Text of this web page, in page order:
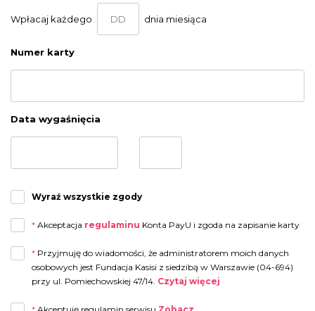
Wpłacaj każdego dnia miesiąca
Numer karty
Data wygaśnięcia
Wyraź wszystkie zgody
* Akceptacja regulaminu Konta PayU i zgoda na zapisanie karty
* Przyjmuję do wiadomości, że administratorem moich danych
osobowych jest Fundacja Kasisi z siedzibą w Warszawie (04-694)
przy ul. Pomiechowskiej 47/14. Czytaj więcej
Przyjmuję do wiadomości, że administratorem moich danych osobowych jest